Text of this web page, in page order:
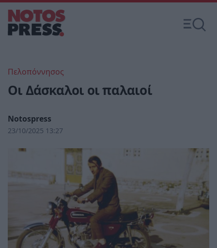
Πελοπόννησος
Οι Δάσκαλοι οι παλαιοί
Notospress
23/10/2025 13:27